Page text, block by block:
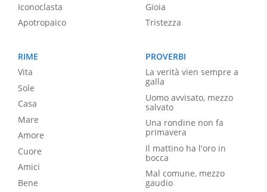
Iconoclasta
Apotropaico
Gioia
Tristezza
RIME
Vita
Sole
Casa
Mare
Amore
Cuore
Amici
Bene
PROVERBI
La verità vien sempre a
galla
Uomo avvisato, mezzo
salvato
Una rondine non fa
primavera
Il mattino ha l'oro in
bocca
Mal comune, mezzo
gaudio